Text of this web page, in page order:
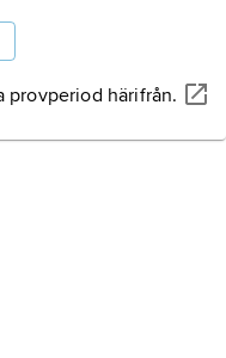
provperiod härifrån.